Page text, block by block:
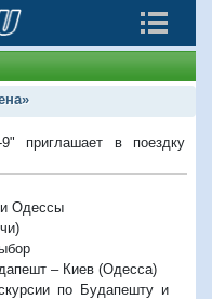
9" приглашает в поездку
Одессы
– Киев (Одесса)
по Будапешту и